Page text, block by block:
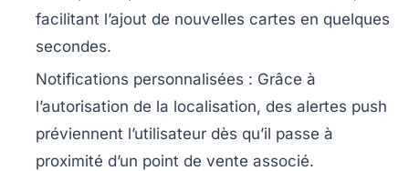
facilitant l’ajout de nouvelles cartes en quelques
secondes.
Notifications personnalisées : Grâce à
l’autorisation de la localisation, des alertes push
préviennent l’utilisateur dès qu’il passe à
proximité d’un point de vente associé.